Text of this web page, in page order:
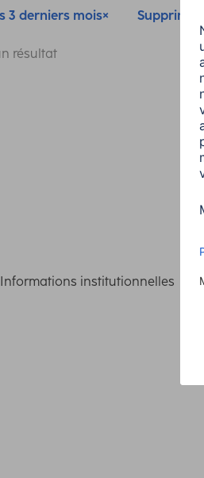
3 derniers mois Supprimer
résultat
Informations institutionnelles